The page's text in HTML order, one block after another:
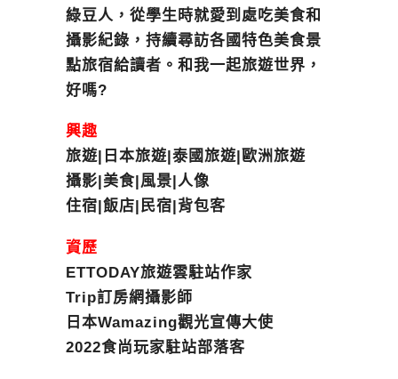
綠豆人，從學生時就愛到處吃美食和
攝影紀錄，持續尋訪各國特色美食景
點旅宿給讀者。和我一起旅遊世界，
好嗎?
興趣
旅遊|日本旅遊|泰國旅遊|歐洲旅遊
攝影|美食|風景|人像
住宿|飯店|民宿|背包客
資歷
ETTODAY旅遊雲駐站作家
Trip訂房網攝影師
日本Wamazing觀光宣傳大使
2022食尚玩家駐站部落客